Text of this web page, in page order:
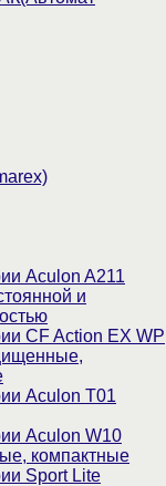
Aculon A211
и
СF Action EX WP
Aculon T01
Aculon W10
компактные
Sport Lite